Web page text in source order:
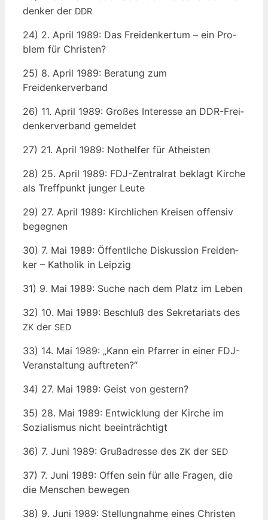
den­ker der DDR
24) 2. April 1989: Das Frei­den­ker­tum – ein Pro­
blem für Christen?
25) 8. April 1989: Bera­tung zum
Freidenkerverband
26) 11. April 1989: Gro­ßes Inter­es­se an DDR-Frei­
den­ker­ver­band gemeldet
27) 21. April 1989: Not­hel­fer für Atheisten
28) 25. April 1989: FDJ-Zen­tral­rat beklagt Kir­che
als Treff­punkt jun­ger Leute
29) 27. April 1989: Kirch­li­chen Krei­sen offen­siv
begegnen
30) 7. Mai 1989: Öffent­li­che Dis­kus­si­on Frei­den­
ker – Katho­lik in Leipzig
31) 9. Mai 1989: Suche nach dem Platz im Leben
32) 10. Mai 1989: Beschluß des Sekre­ta­ri­ats des
ZK der SED
33) 14. Mai 1989: „Kann ein Pfar­rer in einer FDJ-
Ver­an­stal­tung auftreten?“
34) 27. Mai 1989: Geist von gestern?
35) 28. Mai 1989: Ent­wick­lung der Kir­che im
Sozia­lis­mus nicht beeinträchtigt
36) 7. Juni 1989: Gruß­adres­se des ZK der SED
37) 7. Juni 1989: Offen sein für alle Fra­gen, die
die Men­schen bewegen
38) 9. Juni 1989: Stel­lung­nah­me eines Christen